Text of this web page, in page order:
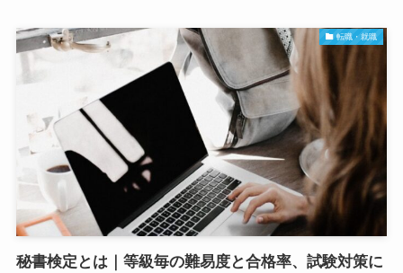
転職・就職
秘書検定とは｜等級毎の難易度と合格率、試験対策に